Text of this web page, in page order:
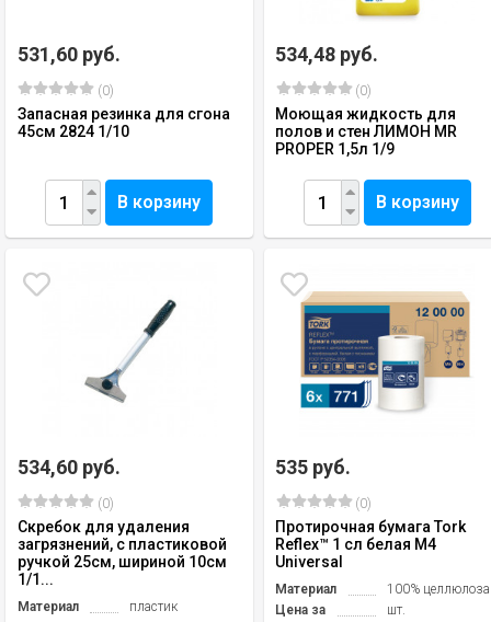
531,60 руб.
(0)
Запасная резинка для сгона
45см 2824 1/10
В корзину
534,48 руб.
(0)
Моющая жидкость для
полов и стен ЛИМОН MR
PROPER 1,5л 1/9
В корзину
534,60 руб.
(0)
Скребок для удаления
загрязнений, с пластиковой
ручкой 25см, шириной 10см
1/1...
Материал пластик
535 руб.
(0)
Протирочная бумага Tork
Reflex™ 1 сл белая М4
Universal
Материал
100% целлюлоза
Цена за
шт.